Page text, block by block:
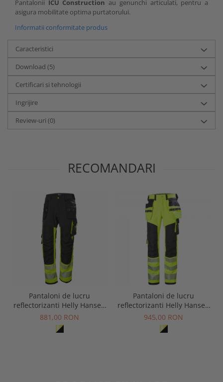
Pantalonii ICU Construction au genunchi articulati, pentru a
asigura mobilitate optima purtatorului.
Informatii conformitate produs
Caracteristici
Download (5)
Certificari si tehnologii
Ingrijire
Review-uri (0)
RECOMANDARI
Pantaloni de lucru
reflectorizanti Helly Hansen
ICU Construction CL1
881,00 RON
Pantaloni de lucru
reflectorizanti Helly Hansen
ICU Construction CL2
945,00 RON